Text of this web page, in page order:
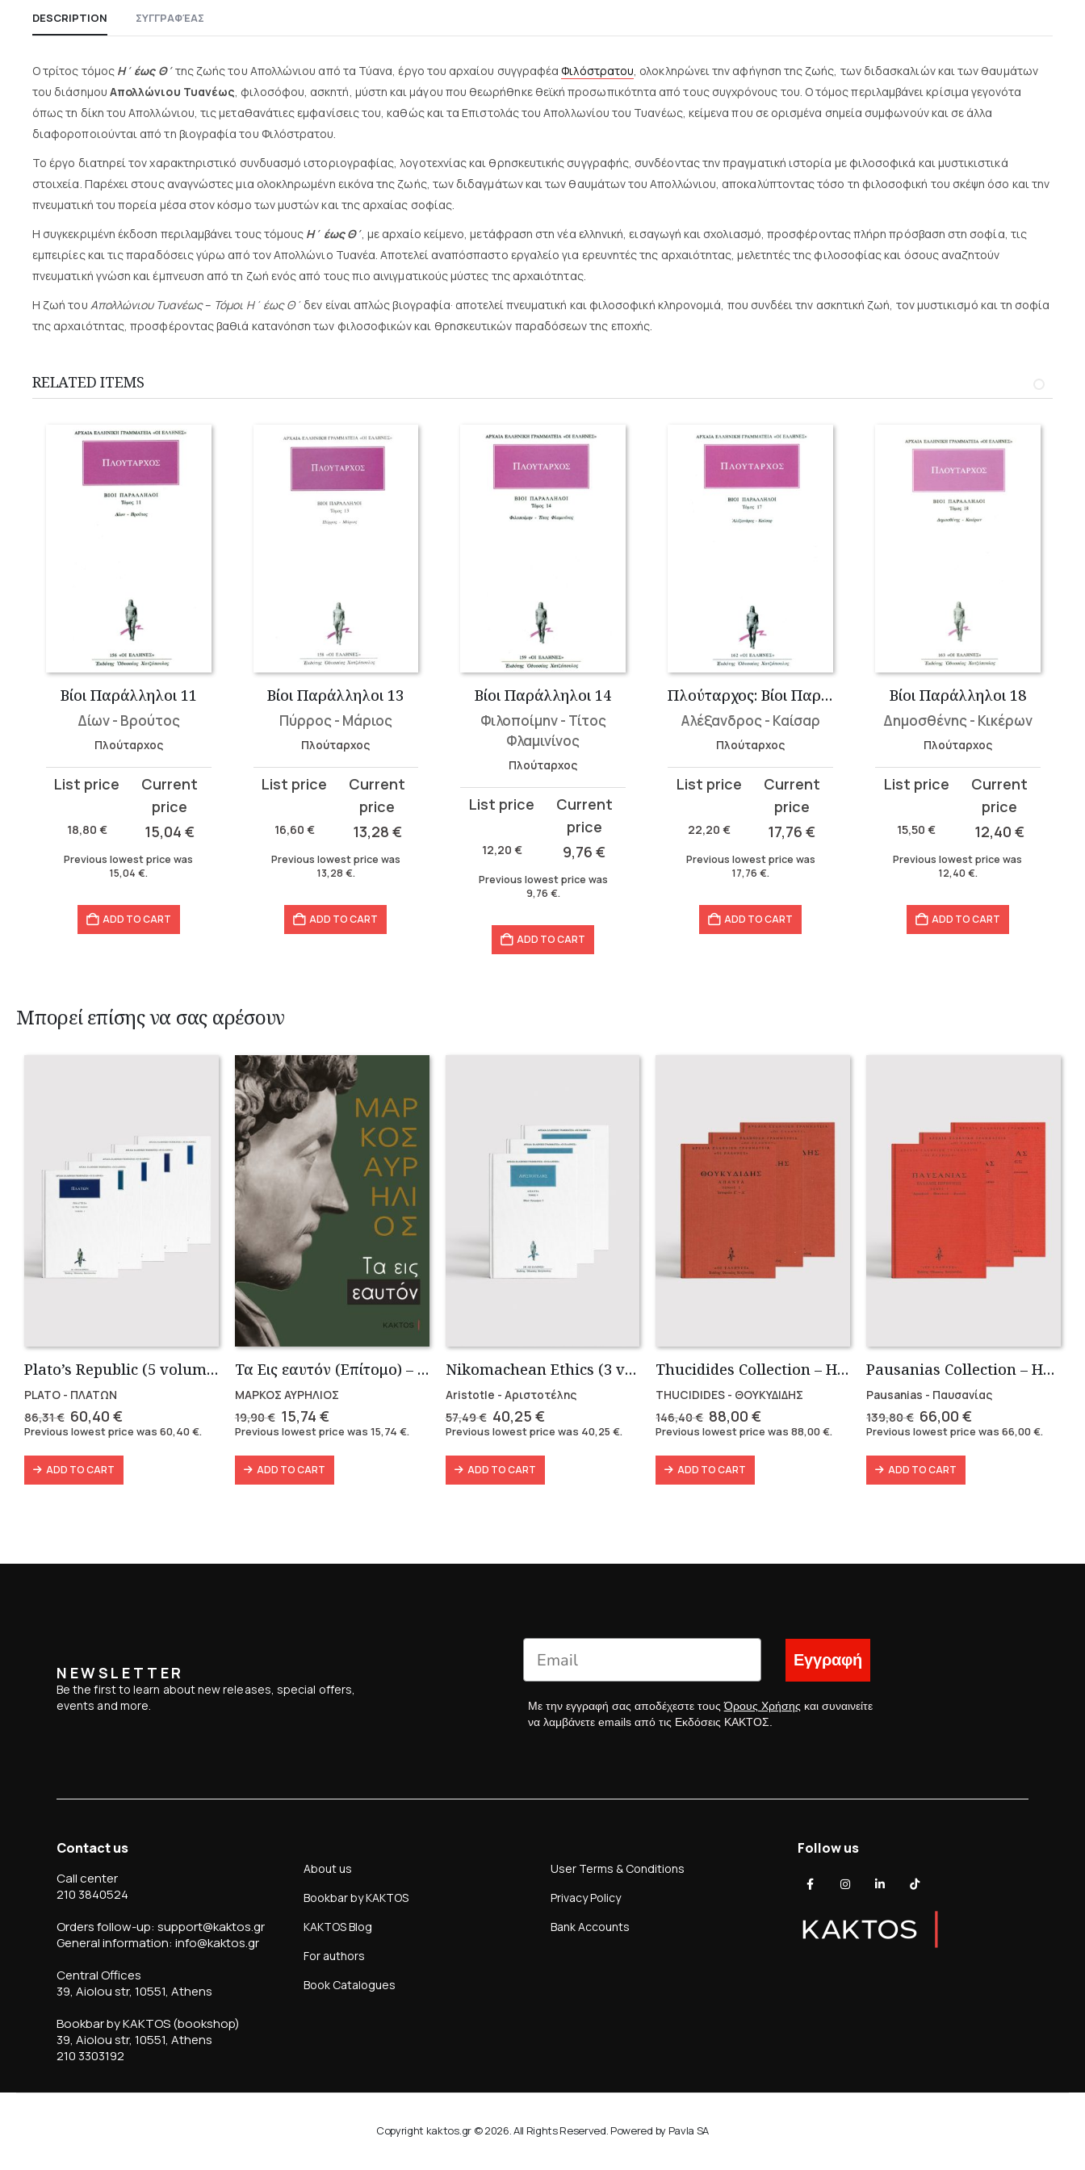
DESCRIPTION ΣΥΓΓΡΑΦΈΑΣ
Ο τρίτος τόμος Η΄ έως Θ΄της ζωής του Απολλώνιου από τα Τύανα, έργο του αρχαίου συγγραφέαΦιλόστρατου, ολοκληρώνει την αφήγηση της ζωής, των διδασκαλιών και των θαυμάτων
του διάσημου Απολλώνιου Τυανέως, φιλοσόφου, ασκητή, μύστη και μάγου που θεωρήθηκε θεϊκή προσωπικότητα από τους συγχρόνους του. Ο τόμος περιλαμβάνει κρίσιμα γεγονότα
όπως τη δίκη του Απολλώνιου, τις μεταθανάτιες εμφανίσεις του, καθώς και τα Επιστολάς του Απολλωνίου του Τυανέως, κείμενα που σε ορισμένα σημεία συμφωνούν και σε άλλα
διαφοροποιούνται από τη βιογραφία του Φιλόστρατου.
Το έργο διατηρεί τον χαρακτηριστικό συνδυασμό ιστοριογραφίας, λογοτεχνίας και θρησκευτικής συγγραφής, συνδέοντας την πραγματική ιστορία με φιλοσοφικά και μυστικιστικά
στοιχεία. Παρέχει στους αναγνώστες μια ολοκληρωμένη εικόνα της ζωής, των διδαγμάτων και των θαυμάτων του Απολλώνιου, αποκαλύπτοντας τόσο τη φιλοσοφική του σκέψη όσο και την
πνευματική του πορεία μέσα στον κόσμο των μυστών και της αρχαίας σοφίας.
Η συγκεκριμένη έκδοση περιλαμβάνει τους τόμους Η΄ έως Θ΄, με αρχαίο κείμενο, μετάφραση στη νέα ελληνική, εισαγωγή και σχολιασμό, προσφέροντας πλήρη πρόσβαση στη σοφία, τις
εμπειρίες και τις παραδόσεις γύρω από τον Απολλώνιο Τυανέα. Αποτελεί αναπόσπαστο εργαλείο για ερευνητές της αρχαιότητας, μελετητές της φιλοσοφίας και όσους αναζητούν
πνευματική γνώση και έμπνευση από τη ζωή ενός από τους πιο αινιγματικούς μύστες της αρχαιότητας.
Η ζωή του Απολλώνιου Τυανέως– Τόμοι Η΄ έως Θ΄ δεν είναι απλώς βιογραφία· αποτελεί πνευματική και φιλοσοφική κληρονομιά, που συνδέει την ασκητική ζωή, τον μυστικισμό και τη σοφία
της αρχαιότητας, προσφέροντας βαθιά κατανόηση των φιλοσοφικών και θρησκευτικών παραδόσεων της εποχής.
RELATED ITEMS
Βίοι Παράλληλοι 11
Δίων - Βρούτος
Πλούταρχος
18,80 €
Original
was:
18,80 €.
15,04€
Current
15,04 €.
Previous lowest price was
15,04€.
ADD TO CART
Βίοι Παράλληλοι 13
Πύρρος - Μάριος
Πλούταρχος
16,60 €
Original
was:
16,60 €.
13,28 €
Current
13,28 €.
Previous lowest price was
13,28 €.
ADD TO CART
Βίοι Παράλληλοι 14
Φιλοποίμην - Τίτος
Φλαμινίνος
Πλούταρχος
12,20 €
Original
was:
12,20 €.
9,76€
Current
9,76 €.
Previous lowest price was
9,76 €.
ADD TO CART
Πλούταρχος: Βίοι Παράλληλοι 17
Αλέξανδρος - Καίσαρ
Πλούταρχος
22,20 €
Original
was:
22,20 €.
17,76€
Current
17,76 €.
Previous lowest price was
17,76€.
ADD TO CART
Βίοι Παράλληλοι 18
Δημοσθένης - Κικέρων
Πλούταρχος
15,50€
Original
was:
15,50 €.
12,40 €
Current
12,40 €.
Previous lowest price was
12,40 €.
ADD TO CART
Μπορεί επίσης να σας αρέσουν
Plato’s Republic (5 volumes)
PLATO - ΠΛΑΤΩΝ
86,31€ Original
price
86,31 €.
60,40€
price
60,40 €.
Previous lowest price was 60,40€.
ADD TO CART
Τα Εις εαυτόν (Επίτομο) – Μάρκος Αυρήλιος
ΜΑΡΚΟΣ ΑΥΡΗΛΙΟΣ
19,90€ Original
price
19,90 €.
15,74 €Current
price
15,74 €.
Previous lowest price was 15,74 €.
ADD TO CART
Nikomachean Ethics (3 volumes)
Aristotle - Αριστοτέλης
57,49€ Original
price
57,49 €.
40,25 €Current
price
40,25 €.
Previous lowest price was 40,25 €.
ADD TO CART
Thucidides Collection – Hardbound Edition (4 volumes)
THUCIDIDES - ΘΟΥΚΥΔΙΔΗΣ
146,40€ Original
price
was:
146,40 €.
88,00€
price
Previous lowest price was88,00€.
ADD TO CART
Pausanias Collection – Hardbound (3 volumes)
Pausanias - Παυσανίας
139,80€ Original
price
was:
139,80 €.
66,00€
price
Previous lowest price was66,00€.
ADD TO CART
NEWSLETTER
Be the first to learn about new releases, special offers,
events and more.
Εγγραφή
Με την εγγραφή σας αποδέχεστε τουςΌρους Χρήσης και συναινείτε
να λαμβάνετε emails από τις Εκδόσεις ΚΑΚΤΟΣ.
Contact us
Call center
210 3840524
Orders follow-up: support@kaktos.gr
General information: info@kaktos.gr
Central Offices
39, Aiolou str, 10551, Athens
Bookbar by KAKTOS (bookshop)
39, Aiolou str, 10551, Athens
210 3303192
About us
Bookbar by KAKTOS
KAKTOS Blog
For authors
Book Catalogues
User Terms & Conditions
Privacy Policy
Bank Accounts
Follow us
Copyright kaktos.gr © 2026. All Rights Reserved. Powered by Pavla SA